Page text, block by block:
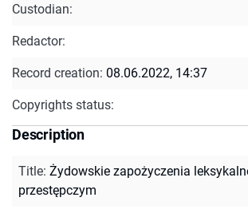
Custodian:
Redactor:
Record creation: 08.06.2022, 14:37
Copyrights status:
Description
Title: Żydowskie zapożyczenia
przestępczym